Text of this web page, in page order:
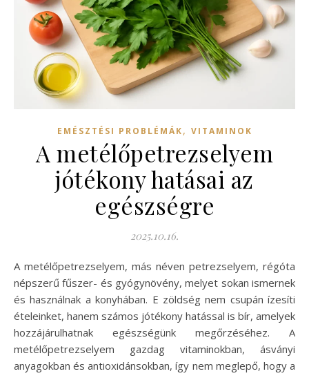
EMÉSZTÉSI PROBLÉMÁK, VITAMINOK
A metélőpetrezselyem
jótékony hatásai az
egészségre
2025.10.16.
A metélőpetrezselyem, más néven petrezselyem, régóta
népszerű fűszer- és gyógynövény, melyet sokan ismernek
és használnak a konyhában. E zöldség nem csupán ízesíti
ételeinket, hanem számos jótékony hatással is bír, amelyek
hozzájárulhatnak egészségünk megőrzéséhez. A
metélőpetrezselyem gazdag vitaminokban, ásványi
anyagokban és antioxidánsokban, így nem meglepő, hogy a